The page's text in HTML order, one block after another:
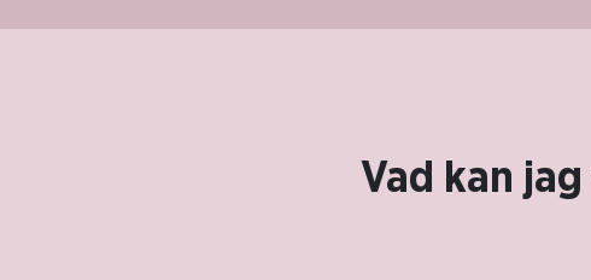
Vad kan